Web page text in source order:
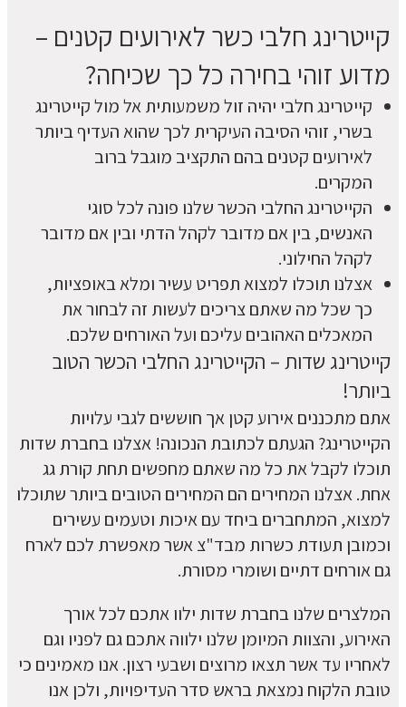
קייטרינג חלבי כשר לאירועים קטנים –
מדוע זוהי בחירה כל כך שכיחה?
קייטרינג חלבי יהיה זול משמעותית אל מול קייטרינג
בשרי, זוהי הסיבה העיקרית לכך שהוא העדיף ביותר
לאירועים קטנים בהם התקציב מוגבל ברוב
המקרים.
הקייטרינג החלבי הכשר שלנו פונה לכל סוגי
האנשים, בין אם מדובר לקהל הדתי ובין אם מדובר
לקהל החילוני.
אצלנו תוכלו למצוא תפריט עשיר ומלא באופציות,
כך שכל מה שאתם צריכים לעשות זה לבחור את
המאכלים האהובים עליכם ועל האורחים שלכם.
קייטרינג שדות – הקייטרינג החלבי הכשר הטוב
ביותר!
אתם מתכננים אירוע קטן אך חוששים לגבי עלויות
הקייטרינג? הגעתם לכתובת הנכונה! אצלנו בחברת שדות
תוכלו לקבל את כל מה שאתם מחפשים תחת קורת גג
אחת. אצלנו המחירים הם המחירים הטובים ביותר שתוכלו
למצוא, המתחברים ביחד עם איכות וטעמים עשירים
וכמובן תעודת כשרות מבד"צ אשר מאפשרת לכם לארח
גם אורחים דתיים ושומרי מסורת.
המלצרים שלנו בחברת שדות ילוו אתכם לכל אורך
האירוע, והצוות המיומן שלנו ילווה אתכם גם לפניו וגם
לאחריו עד אשר תצאו מרוצים ושבעי רצון. אנו מאמינים כי
טובת הלקוח נמצאת בראש סדר העדיפויות, ולכן אנו